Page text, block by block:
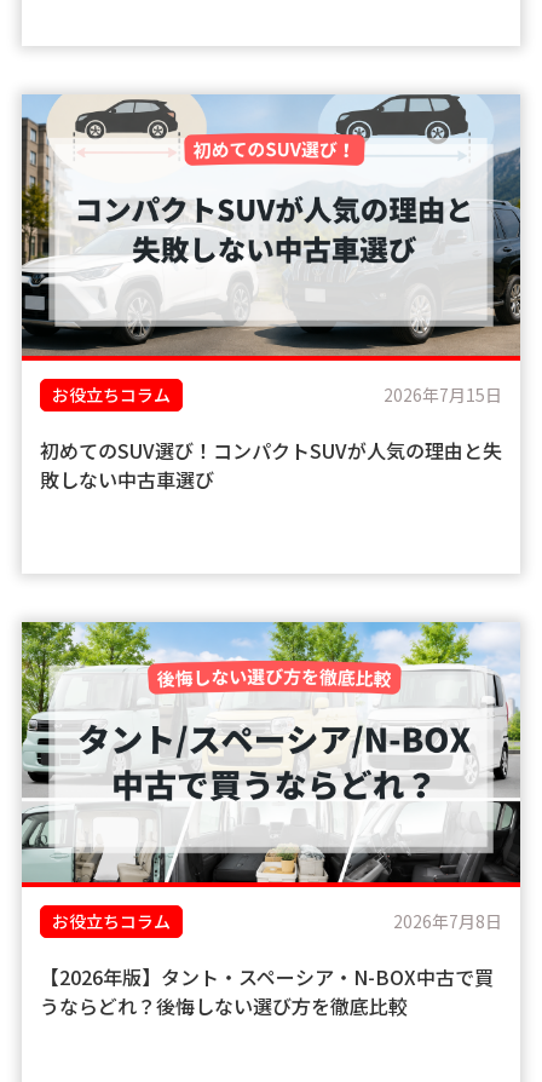
お役立ちコラム 2026年7月15日
初めてのSUV選び！コンパクトSUVが人気の理由と失
敗しない中古車選び
お役立ちコラム 2026年7月8日
【2026年版】タント・スペーシア・N-BOX中古で買
うならどれ？後悔しない選び方を徹底比較